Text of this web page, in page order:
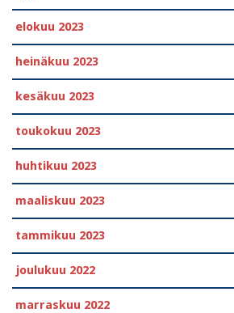
elokuu 2023
heinäkuu 2023
kesäkuu 2023
toukokuu 2023
huhtikuu 2023
maaliskuu 2023
tammikuu 2023
joulukuu 2022
marraskuu 2022